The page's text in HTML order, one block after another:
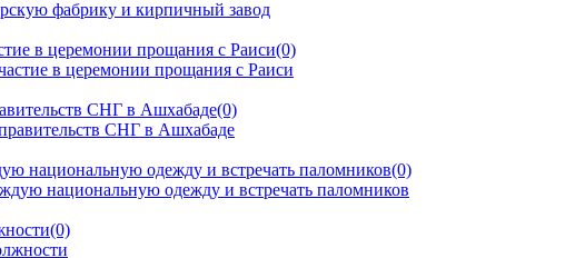
в церемонии прощания с Раиси(0)
СНГ в Ашхабаде(0)
национальную одежду и встречать паломников(0)
(0)